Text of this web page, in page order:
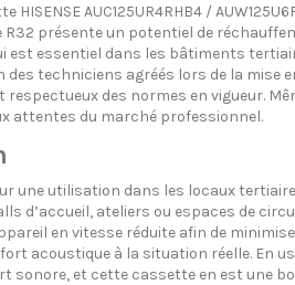
AUC125UR4RHB4 /
présente un potentiel de
est essentiel dans les bâtiments
techniciens agréés lors de la mise
des normes en vigueur.
attentes du marché professionnel.
une utilisation dans les locaux
d’accueil, ateliers ou espaces de
en vitesse réduite afin de
acoustique à la situation réelle. En
sonore, et cette cassette en est une